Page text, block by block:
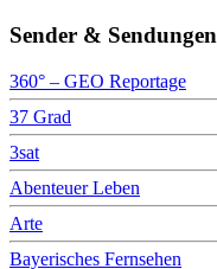
Sender & Sendungen
360° – GEO Reportage
37 Grad
3sat
Abenteuer Leben
Arte
Bayerisches Fernsehen